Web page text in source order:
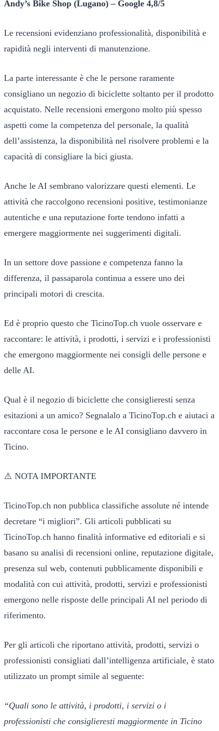
Andy’s Bike Shop (Lugano) – Google 4,8/5
Le recensioni evidenziano professionalità, disponibilità e
rapidità negli interventi di manutenzione.
La parte interessante è che le persone raramente
consigliano un negozio di biciclette soltanto per il prodotto
acquistato. Nelle recensioni emergono molto più spesso
aspetti come la competenza del personale, la qualità
dell’assistenza, la disponibilità nel risolvere problemi e la
capacità di consigliare la bici giusta.
Anche le AI sembrano valorizzare questi elementi. Le
attività che raccolgono recensioni positive, testimonianze
autentiche e una reputazione forte tendono infatti a
emergere maggiormente nei suggerimenti digitali.
In un settore dove passione e competenza fanno la
differenza, il passaparola continua a essere uno dei
principali motori di crescita.
Ed è proprio questo che TicinoTop.ch vuole osservare e
raccontare: le attività, i prodotti, i servizi e i professionisti
che emergono maggiormente nei consigli delle persone e
delle AI.
Qual è il negozio di biciclette che consiglieresti senza
esitazioni a un amico? Segnalalo a TicinoTop.ch e aiutaci a
raccontare cosa le persone e le AI consigliano davvero in
Ticino.
⚠️ NOTA IMPORTANTE
TicinoTop.ch non pubblica classifiche assolute né intende
decretare “i migliori”. Gli articoli pubblicati su
TicinoTop.ch hanno finalità informative ed editoriali e si
basano su analisi di recensioni online, reputazione digitale,
presenza sul web, contenuti pubblicamente disponibili e
modalità con cui attività, prodotti, servizi e professionisti
emergono nelle risposte delle principali AI nel periodo di
riferimento.
Per gli articoli che riportano attività, prodotti, servizi o
professionisti consigliati dall’intelligenza artificiale, è stato
utilizzato un prompt simile al seguente:
“Quali sono le attività, i prodotti, i servizi o i
professionisti che consiglieresti maggiormente in Ticino